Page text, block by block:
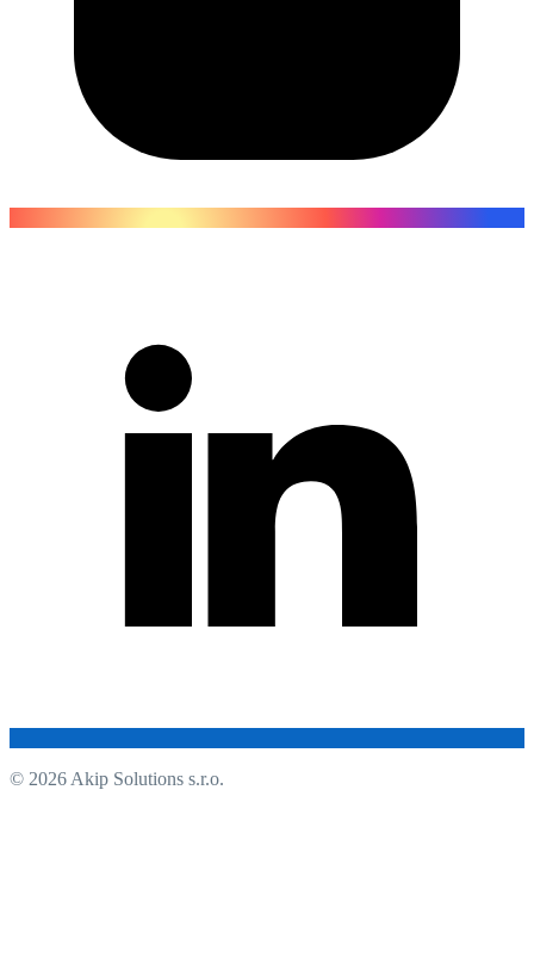
© 2026 Akip Solutions s.r.o.